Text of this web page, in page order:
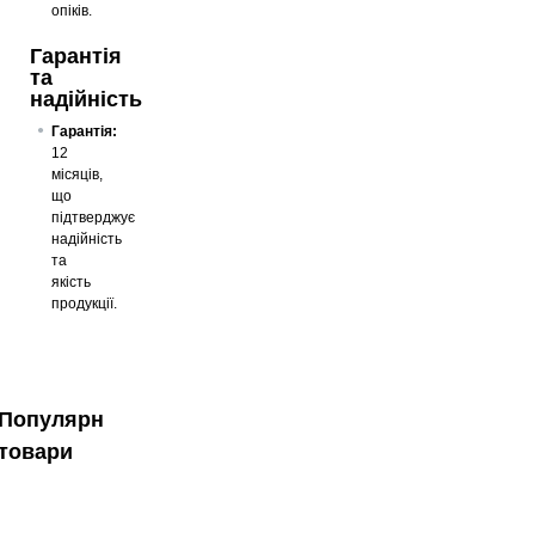
опіків.
Гарантія
та
надійність
Гарантія:
12
місяців,
що
підтверджує
надійність
та
якість
продукції.